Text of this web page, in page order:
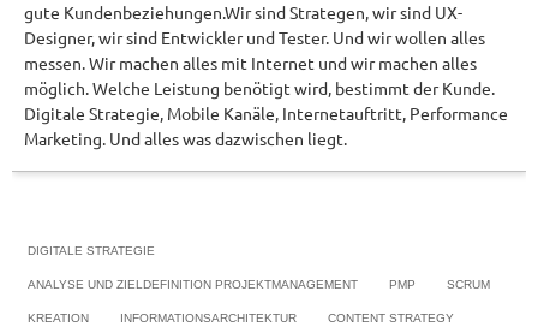
gute Kundenbeziehungen.Wir sind Strategen, wir sind UX-
Designer, wir sind Entwickler und Tester. Und wir wollen alles
messen. Wir machen alles mit Internet und wir machen alles
möglich. Welche Leistung benötigt wird, bestimmt der Kunde.
Digitale Strategie, Mobile Kanäle, Internetauftritt, Performance
Marketing. Und alles was dazwischen liegt.
DIGITALE STRATEGIE
ANALYSE UND ZIELDEFINITION PROJEKTMANAGEMENT PMP SCRUM
KREATION INFORMATIONSARCHITEKTUR CONTENT STRATEGY